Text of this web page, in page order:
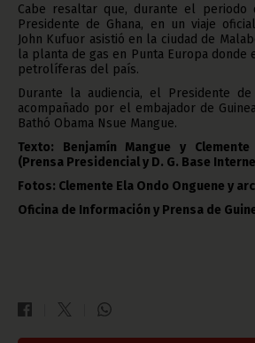
Cabe resaltar que, durante el periodo
Presidente de Ghana, en un viaje
John Kufuor asistió en la ciudad de
la planta de gas en Punta Europa donde
petrolíferas del país.
Durante la audiencia, el Presidente
acompañado por el embajador de
Bathó Obama Nsue Mangue.
Texto: Benjamín Mangue y
(Prensa Presidencial y D. G. Base
Fotos: Clemente Ela Ondo Onguene y
Oficina de Información y Prensa de